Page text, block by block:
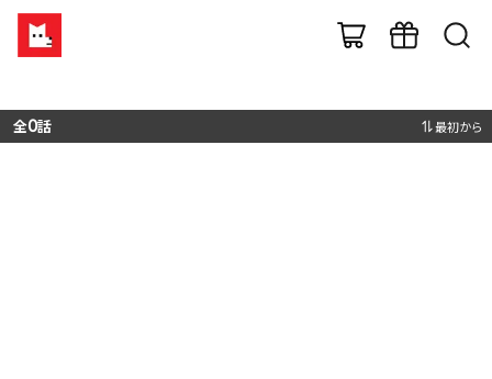
全0話 最初から